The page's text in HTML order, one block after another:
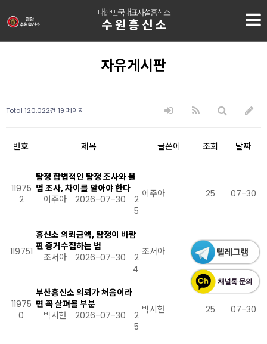
대한민국대표사설흥신소
수원흥신소
자유게시판
Total 120,022건 19 페이지
번호 제목 글쓴이 조회 날짜
11975
2
탐정 합법적인 탐정 조사와 불
법 조사, 차이를 알아야 한다
이주아
2026-07-30
2
5
이주아 25 07-30
119751
흥신소 의뢰금액, 탐정이 바람
핀 증거수집하는 법
조서아
2026-07-30
2
4
조서아 24 07-30
11975
0
부산흥신소 의뢰가 처음이라
면 꼭 살펴볼 부분
박시현
2026-07-30
2
5
박시현 25 07-30